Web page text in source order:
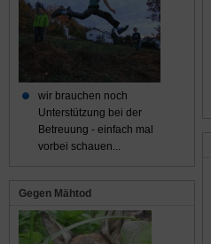
wir brauchen noch
Unterstützung bei der
Betreuung - einfach mal
vorbei schauen...
Gegen Mähtod